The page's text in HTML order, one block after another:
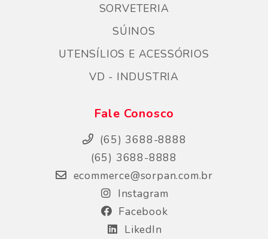
SORVETERIA
SÚINOS
UTENSÍLIOS E ACESSÓRIOS
VD - INDUSTRIA
Fale Conosco
(65) 3688-8888
(65) 3688-8888
ecommerce@sorpan.com.br
Instagram
Facebook
LikedIn